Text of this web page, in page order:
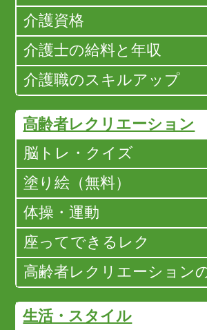
介護資格
介護士の給料と年収
介護職のスキルアップ
高齢者レクリエーション
脳トレ・クイズ
塗り絵（無料）
体操・運動
座ってできるレク
高齢者レクリエーション
生活・スタイル